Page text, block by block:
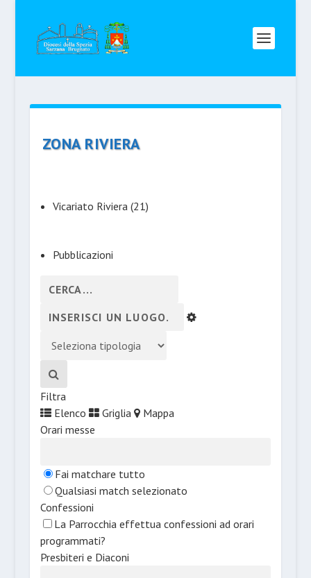
ZONA RIVIERA
Vicariato Riviera(21)
Pubblicazioni
Filtra
Elenco
Griglia
Mappa
Orari messe
Fai matchare tutto
Qualsiasi match selezionato
Confessioni
La Parrocchia effettua confessioni ad orari
programmati?
Presbiteri e Diaconi